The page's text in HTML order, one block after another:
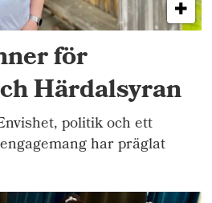
för
Härdalsyran
politik och ett
har präglat